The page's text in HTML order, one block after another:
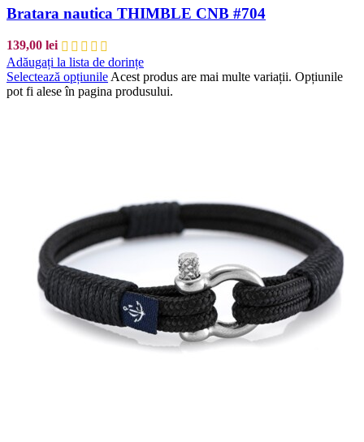
Bratara nautica THIMBLE CNB #704
139,00 lei
Adăugați la lista de dorințe
Selectează opțiunile Acest produs are mai multe variații. Opțiunile
pot fi alese în pagina produsului.